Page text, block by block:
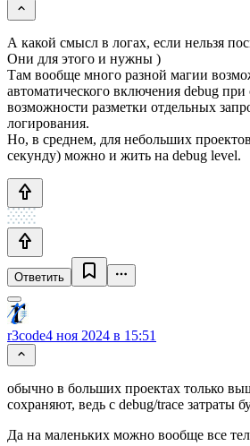
А какой смысл в логах, если нельзя
Они для этого и нужны )
Там вообще много разной магии
автоматического включения debug
возможности разметки отдельных
логирования.
Но, в среднем, для небольших
секунду) можно и жить на debug level.
Ответить
r3code4 ноя 2024 в 15:51
обычно в больших проектах только
сохраняют, ведь с debug/trace затраты
Да на маленьких можно вообще все